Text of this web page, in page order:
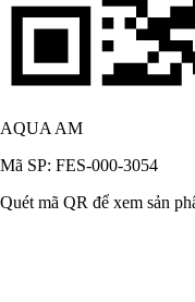
AQUA AM
Mã SP: FES-000-3054
Quét mã QR để xem sản